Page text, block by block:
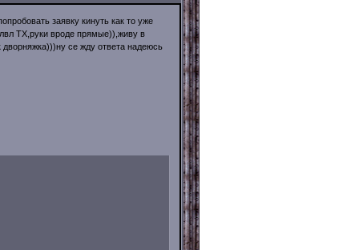
заявку кинуть как то уже
ТХ,руки вроде прямые)),живу в
се жду ответа надеюсь